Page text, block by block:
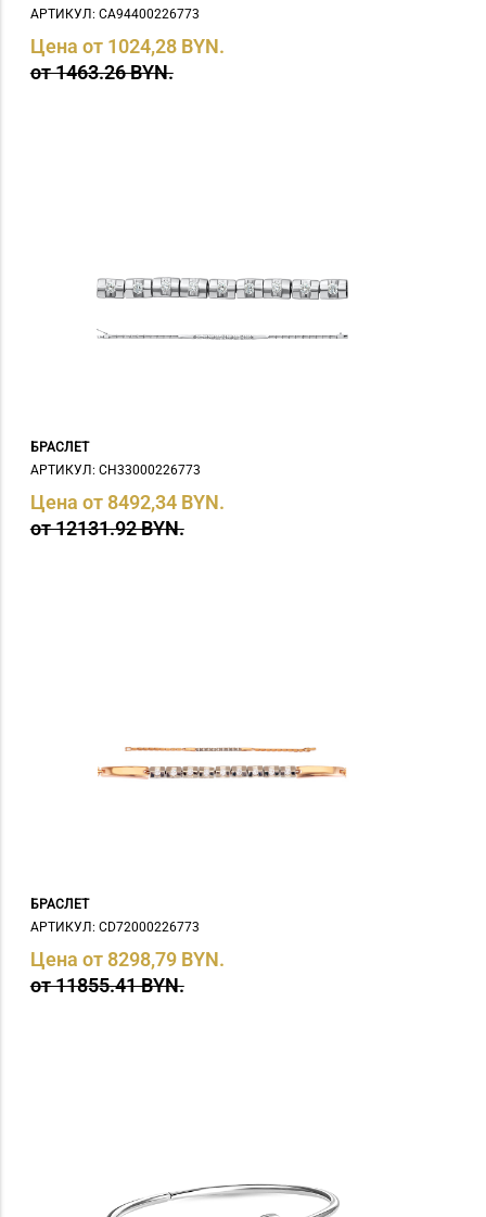
АРТИКУЛ: СA94400226773
Цена от 1024,28 BYN.
от 1463.26 BYN.
БРАСЛЕТ
АРТИКУЛ: СH33000226773
Цена от 8492,34 BYN.
от 12131.92 BYN.
БРАСЛЕТ
АРТИКУЛ: СD72000226773
Цена от 8298,79 BYN.
от 11855.41 BYN.